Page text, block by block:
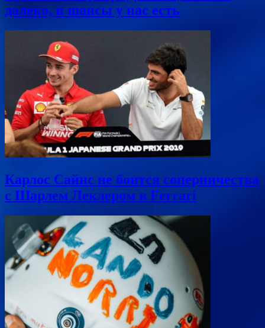
далеко, и шансы у нас есть
Карлос Сайнс не боится соперничества
с Шарлем Леклером в Ferrari